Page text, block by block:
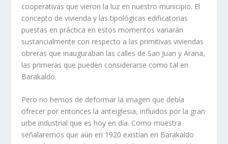
cooperativas que vieron la luz en nuestro municipio. El
concepto de vivienda y las tipológicas edificatorias
puestas en práctica en estos momentos variarán
sustancialmente con respecto a las primitivas viviendas
obreras que inauguraban las calles de San Juan y Arana,
las primeras que pueden considerarse como tal en
Barakaldo.
Pero no hemos de deformar la imagen que debí­a
ofrecer por entonces la anteiglesia, influidos por la gran
urbe industrial que es hoy en dí­a. Como muestra
señalaremos que aún en 1920 existí­an en Barakaldo